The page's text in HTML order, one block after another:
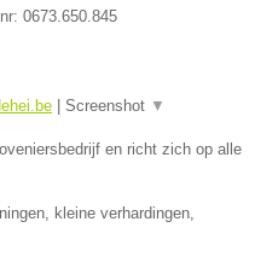
0673.650.845
Screenshot ▼
en richt zich op alle
kleine verhardingen,